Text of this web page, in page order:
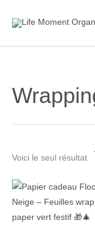
Voici le seul résultat